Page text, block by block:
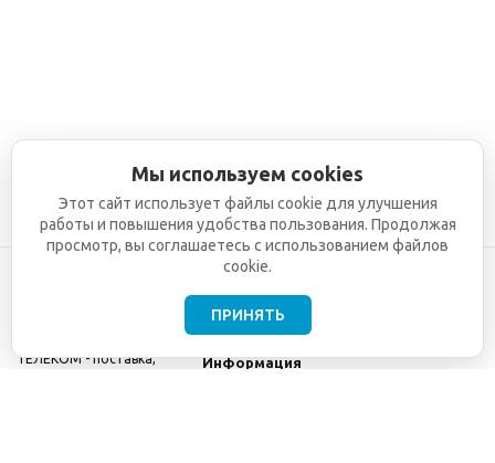
ТЕЛЕКОМ - поставка,
Информация
Мы используем cookies
Этот сайт использует файлы cookie для улучшения
работы и повышения удобства пользования. Продолжая
просмотр, вы соглашаетесь с использованием файлов
cookie.
ПРИНЯТЬ